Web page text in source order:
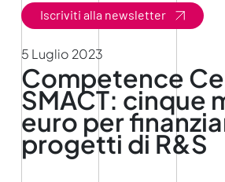
Iscriviti alla newsletter
5 Luglio 2023
Competence
SMACT: cinque
euro per
progetti di R&S